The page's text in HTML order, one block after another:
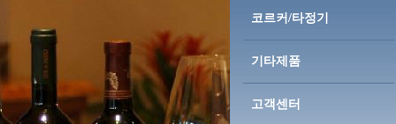
코르커/타정기
기타제품
고객센터